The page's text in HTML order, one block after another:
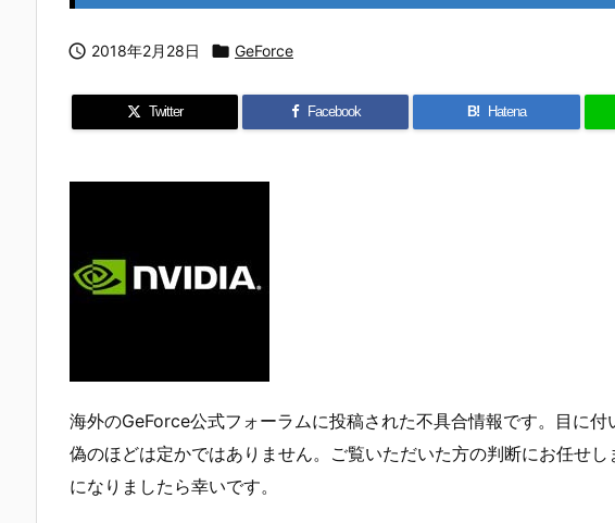
 2018年2月28日  GeForce
Twitter Facebook B! Hatena
海外のGeForce公式フォーラムに投稿された不具合情報です。目に
偽のほどは定かではありません。ご覧いただいた方の判断にお任せ
になりましたら幸いです。